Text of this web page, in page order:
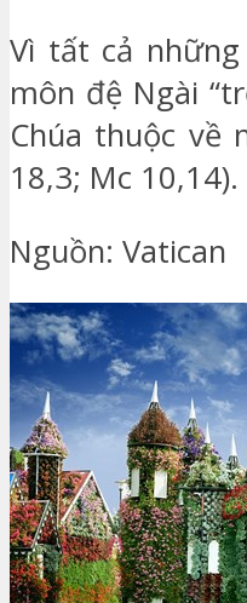
Vì tất cả
môn đệ Ngài
Chúa thuộc về
18,3; Mc 10,14).
Nguồn: Vatican